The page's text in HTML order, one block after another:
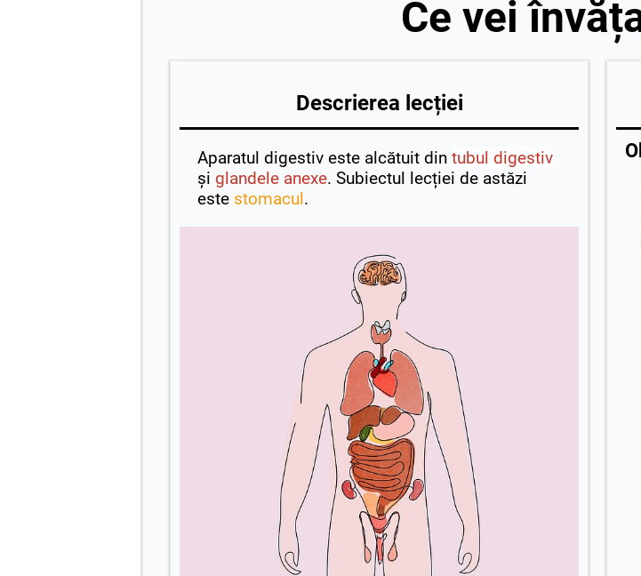
Ce vei
Descrierea lecției
Aparatul digestiv este alcătuit din tubul digestiv
și glandele anexe. Subiectul lecției de astăzi
este stomacul.